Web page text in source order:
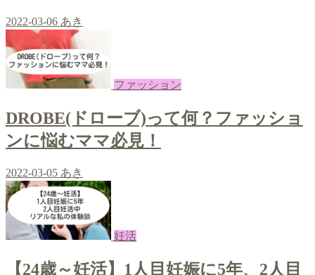
2022-03-06 あき
ファッション
DROBE(ドローブ)って何？ファッショ
ンに悩むママ必見！
2022-03-05 あき
妊活
【24歳～妊活】1人目妊娠に5年、2人目